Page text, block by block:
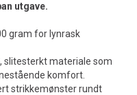
utgave.
gram for lynrask
slitesterkt materiale som
komfort.
strikkemønster rundt